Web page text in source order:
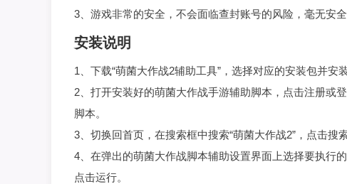
3、游戏非常的安全，不会面临查封账号的风险，毫无安全
安装说明
1、下载“萌菌大作战2辅助工具”，选择对应的安装包并安装
2、打开安装好的萌菌大作战手游辅助脚本，点击注册或
脚本。
3、切换回首页，在搜索框中搜索“萌菌大作战2”，点击搜
4、在弹出的萌菌大作战脚本辅助设置界面上选择要执行
点击运行。